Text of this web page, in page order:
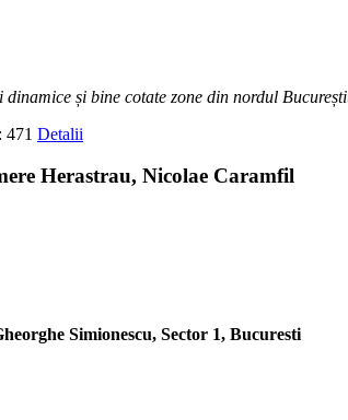
dinamice și bine cotate zone din nordul
471 Detalii
Herastrau, Nicolae Caramfil
Simionescu, Sector 1, Bucuresti